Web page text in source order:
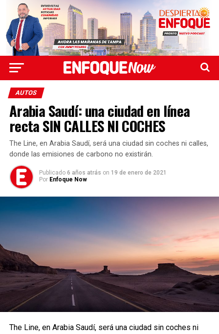
AUTOS
Arabia Saudí: una ciudad en línea
recta SIN CALLES NI COCHES
The Line, en Arabia Saudí, será una ciudad sin coches ni calles,
donde las emisiones de carbono no existirán.
Publicado 6 años atrás on 19 de enero de 2021
Por Enfoque Now
The Line, en Arabia Saudí, será una ciudad sin coches ni